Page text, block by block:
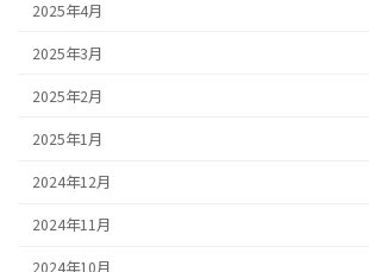
2025年4月
2025年3月
2025年2月
2025年1月
2024年12月
2024年11月
2024年10月